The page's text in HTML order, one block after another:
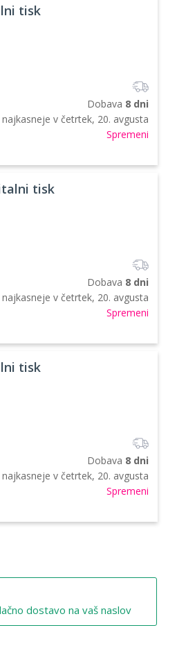
tisk
Dobava 8 dni
najkasneje v četrtek, 20. avgusta
Spremeni
tisk
Dobava 8 dni
najkasneje v četrtek, 20. avgusta
Spremeni
tisk
Dobava 8 dni
najkasneje v četrtek, 20. avgusta
Spremeni
dostavo na vaš naslov